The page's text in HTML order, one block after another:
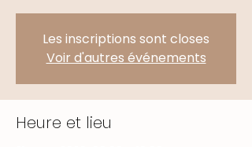
Les inscriptions sont closes
Voir d'autres événements
Heure et lieu